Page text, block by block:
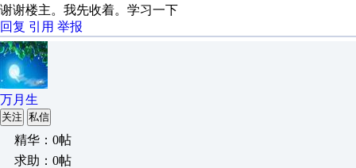
谢谢楼主。我先收着。学习一下
回复 引用 举报
万月生
关注 私信
精华：0帖
求助：0帖